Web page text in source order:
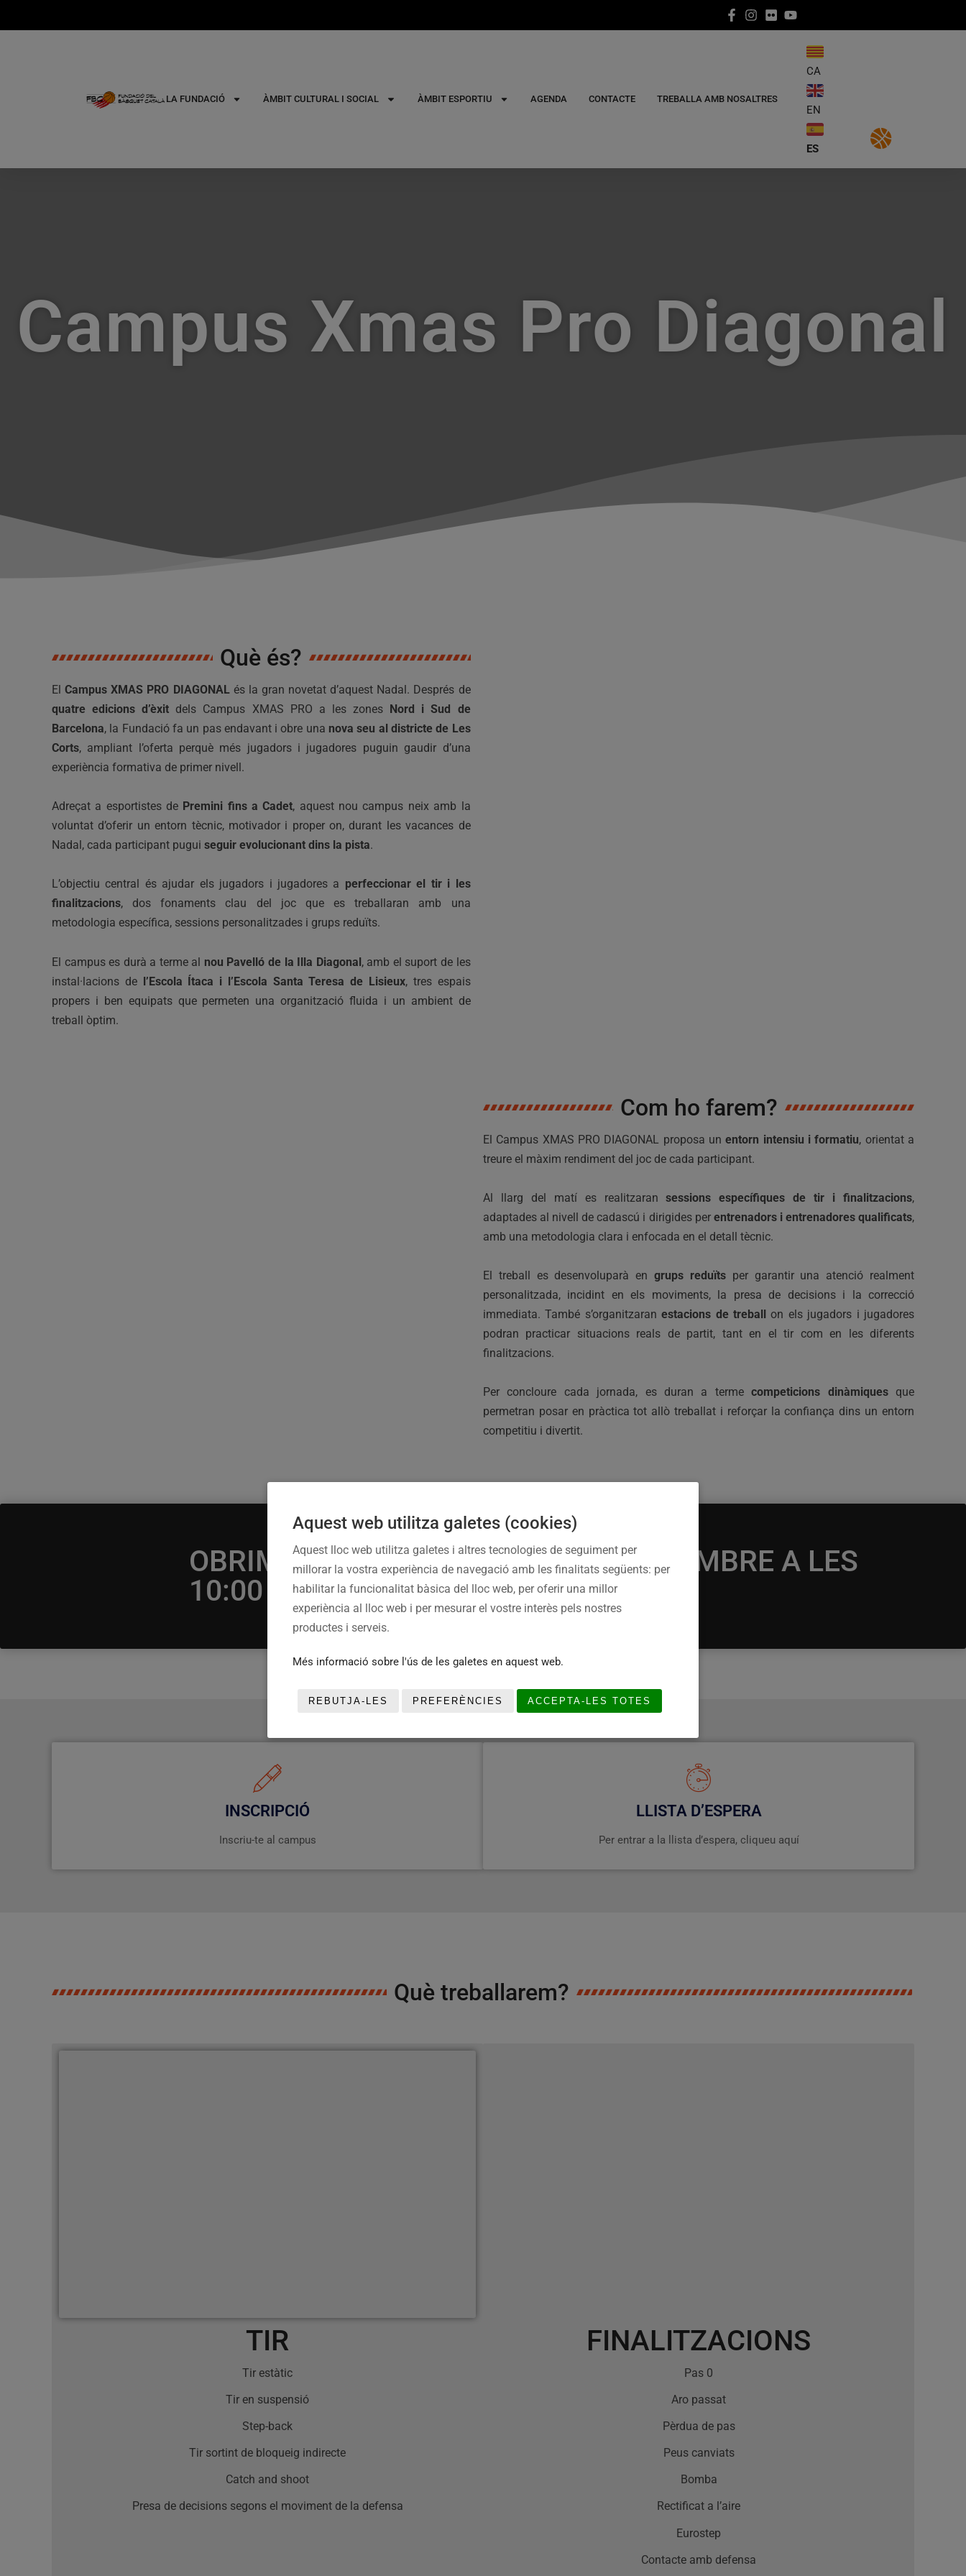
LA FUNDACIÓ ÀMBIT CULTURAL I SOCIAL ÀMBIT ESPORTIU AGENDA CONTACTE TREBALLA AMB NOSALTRES
CA
EN
ES
Campus Xmas Pro Diagonal
Què és?
ElCampus XMAS PRO DIAGONALés la gran novetat d’aquest Nadal. Després de
quatre edicions d’èxit dels Campus XMAS PRO a les zones Nord i Sud de
Barcelona, la Fundació fa un pas endavant i obre una nova seu al districte de Les
Corts, ampliant l’oferta perquè més jugadors i jugadores puguin gaudir d’una
experiència formativa de primer nivell.
Adreçat a esportistes de Premini fins a Cadet, aquest nou campus neix amb la
voluntat d’oferir un entorn tècnic, motivador i proper on, durant les vacances de
Nadal, cada participant pugui seguir evolucionant dins la pista.
L’objectiu central és ajudar els jugadors i jugadores a perfeccionar el tir i les
finalitzacions, dos fonaments clau del joc que es treballaran amb una
metodologia específica, sessions personalitzades i grups reduïts.
El campus es durà a terme al nou Pavelló de la Illa Diagonal, amb el suport de les
instal·lacions de l’Escola Ítaca i l’Escola Santa Teresa de Lisieux, tres espais
propers i ben equipats que permeten una organització fluida i un ambient de
treball òptim.
Com ho farem?
El Campus XMAS PRO DIAGONAL proposa unentorn intensiu i formatiu, orientat a
treure el màxim rendiment del joc de cada participant.
Al llarg del matí es realitzaransessions específiques de tir i finalitzacions,
adaptades al nivell de cadascú i dirigides per entrenadors i entrenadores qualificats,
amb una metodologia clara i enfocada en el detall tècnic.
El treball es desenvoluparà engrups reduïtsper garantir una atenció realment
personalitzada, incidint en els moviments, la presa de decisions i la correcció
immediata. També s’organitzaranestacions de treball on els jugadors i jugadores
podran practicar situacions reals de partit, tant en el tir com en les diferents
finalitzacions.
Per concloure cada jornada, es duran a termecompeticions dinàmiquesque
permetran posar en pràctica tot allò treballat i reforçar la confiança dins un entorn
competitiu i divertit.
OBRIM INSCRIPCIONS EL 11 DE NOVEMBRE A LES
10:00
INSCRIPCIÓ
Inscriu-te al campus
LLISTA D’ESPERA
Per entrar a la llista d’espera, cliqueu aquí
Què treballarem?
TIR
Tir estàtic
Tir en suspensió
Step-back
Tir sortint de bloqueig indirecte
Catch and shoot
Presa de decisions segons el moviment de la defensa
FINALITZACIONS
Pas 0
Aro passat
Pèrdua de pas
Peus canviats
Bomba
Rectificat a l’aire
Eurostep
Contacte amb defensa
Aquest web utilitza galetes (cookies)
Aquest lloc web utilitza galetes i altres tecnologies de seguiment per
millorar la vostra experiència de navegació amb les finalitats següents: per
habilitar la funcionalitat bàsica del lloc web, per oferir una millor
experiència al lloc web i per mesurar el vostre interès pels nostres
productes i serveis.
Més informació sobre l'ús de les galetes en aquest web.
REBUTJA-LES PREFERÈNCIES ACCEPTA-LES TOTES